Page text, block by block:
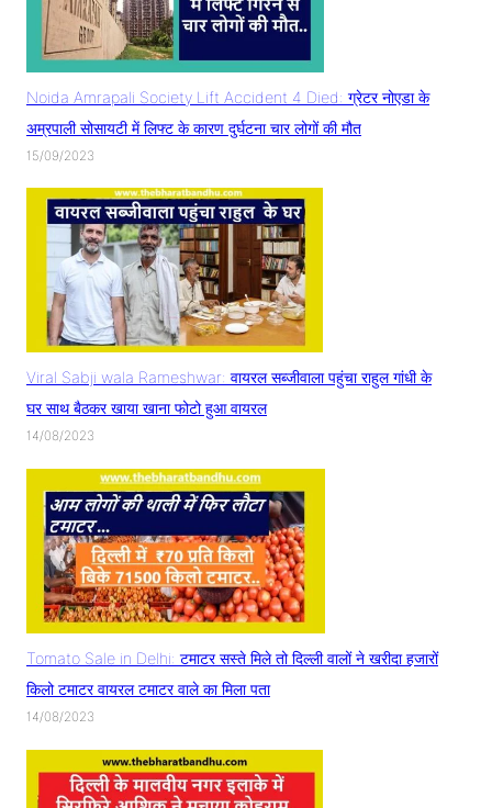
Noida Amrapali Society Lift Accident 4 Died: ग्रेटर नोएडा के
अम्रपाली सोसायटी में लिफ्ट के कारण दुर्घटना चार लोगों की मौत
15/09/2023
Viral Sabji wala Rameshwar: वायरल सब्जीवाला पहुंचा राहुल गांधी के
घर साथ बैठकर खाया खाना फोटो हुआ वायरल
14/08/2023
Tomato Sale in Delhi: टमाटर सस्ते मिले तो दिल्ली वालों ने खरीदा हजारों
किलो टमाटर वायरल टमाटर वाले का मिला पता
14/08/2023